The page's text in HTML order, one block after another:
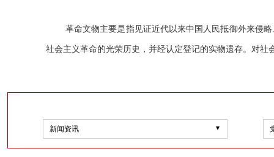
革命文物主要是指见证近代以来中国人民抵御外来侵
社会主义革命的光荣历史，并经认定登记的实物遗存。对
新闻资讯